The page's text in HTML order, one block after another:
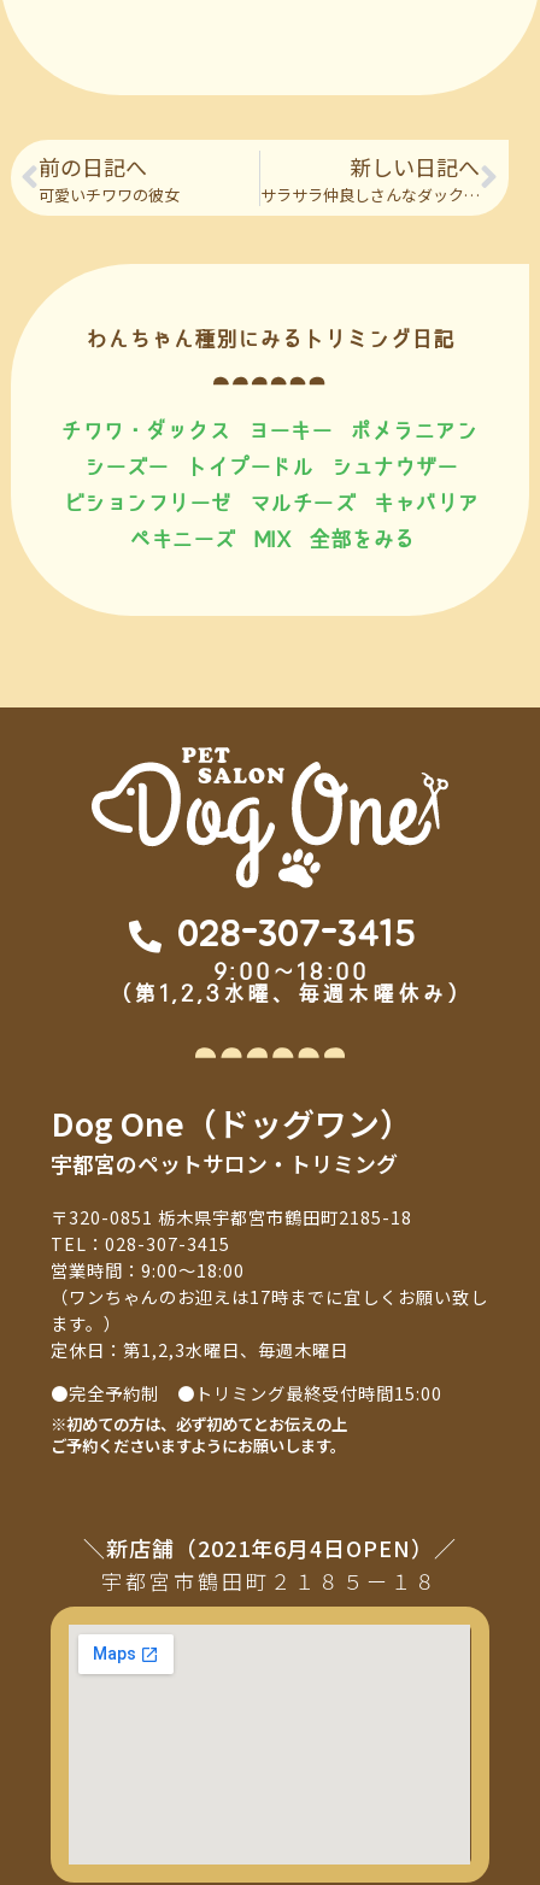
前の日記へ
可愛いチワワの彼女
新しい日記へ
サラサラ仲良しさんなダックスのさんにん
わんちゃん種別にみるトリミング日記
チワワ・ダックス ヨーキー
ポメラニアン
シーズー
トイプードル
シュナウザー
ビションフリーゼ
マルチーズ
キャバリア
ペキニーズ
MIX 全部をみる
028-307-3415
9:00～18:00
（第1,2,3水曜、毎週木曜休み）
Dog One（ドッグワン）
宇都宮のペットサロン・トリミング
〒320-0851 栃木県宇都宮市鶴田町2185-18
TEL：028-307-3415
営業時間：9:00～18:00
（ワンちゃんのお迎えは17時までに宜しくお願い致し
ます。）
定休日：第1,2,3水曜日、毎週木曜日
●完全予約制 ●トリミング最終受付時間15:00
※初めての方は、必ず初めてとお伝えの上
ご予約くださいますようにお願いします。
＼新店舗（2021年6月4日OPEN）／
宇都宮市鶴田町２１８５ー１８